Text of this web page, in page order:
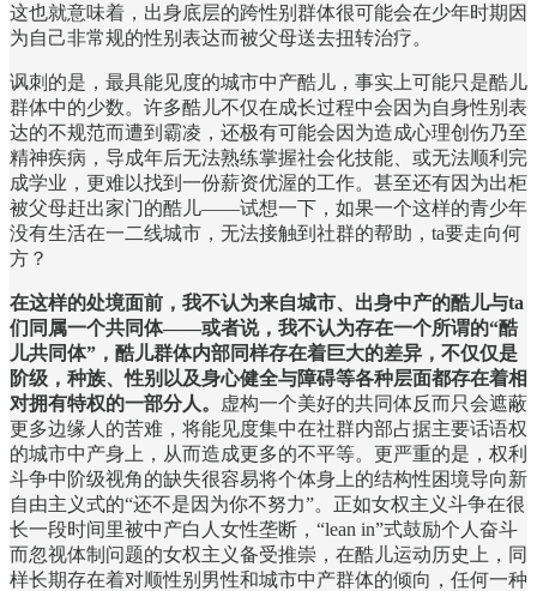
这也就意味着，出身底层的跨性别群体很可能会在少年时期因
为自己非常规的性别表达而被父母送去扭转治疗。
讽刺的是，最具能见度的城市中产酷儿，事实上可能只是酷儿
群体中的少数。许多酷儿不仅在成长过程中会因为自身性别表
达的不规范而遭到霸凌，还极有可能会因为造成心理创伤乃至
精神疾病，导成年后无法熟练掌握社会化技能、或无法顺利完
成学业，更难以找到一份薪资优渥的工作。甚至还有因为出柜
被父母赶出家门的酷儿——试想一下，如果一个这样的青少年
没有生活在一二线城市，无法接触到社群的帮助，ta要走向何
方？
在这样的处境面前，我不认为来自城市、出身中产的酷儿与ta
们同属一个共同体——或者说，我不认为存在一个所谓的“酷
儿共同体”，酷儿群体内部同样存在着巨大的差异，不仅仅是
阶级，种族、性别以及身心健全与障碍等各种层面都存在着相
对拥有特权的一部分人。
虚构一个美好的共同体反而只会遮蔽
更多边缘人的苦难，将能见度集中在社群内部占据主要话语权
的城市中产身上，从而造成更多的不平等。更严重的是，权利
斗争中阶级视角的缺失很容易将个体身上的结构性困境导向新
自由主义式的“还不是因为你不努力”。正如女权主义斗争在很
长一段时间里被中产白人女性垄断，“lean in”式鼓励个人奋斗
而忽视体制问题的女权主义备受推崇，在酷儿运动历史上，同
样长期存在着对顺性别男性和城市中产群体的倾向，任何一种